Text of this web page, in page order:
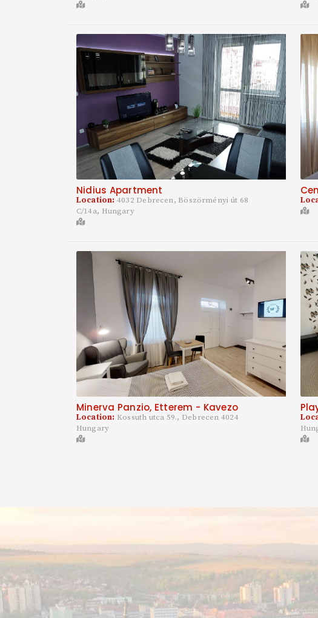
Nidius Apartment
Location:4032 Debrecen, Böszörményi út 68
C/14a, Hungary
Minerva Panzio, Etterem - Kavezo
Location: Kossuth utca 59., Debrecen 4024
Hungary